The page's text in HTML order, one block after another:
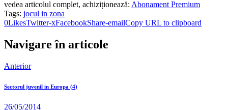
vedea articolul complet, achiziționează: Abonament Premium
Tags: jocul in zona
0LikesTwitter-xFacebookShare-emailCopy URL to clipboard
Navigare în articole
Anterior
Sectorul juvenil in Europa (4)
26/05/2014